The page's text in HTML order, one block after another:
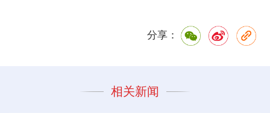
分享：
相关新闻